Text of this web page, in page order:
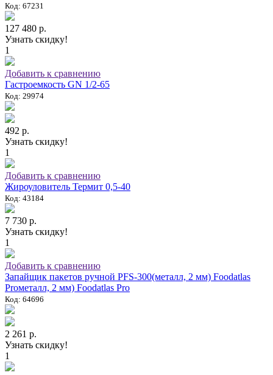
Код: 67231
127 480 р.
Узнать скидку!
1
Добавить к сравнению
Гастроемкость GN 1/2-65
Код: 29974
492 р.
Узнать скидку!
1
Добавить к сравнению
Жироуловитель Термит 0,5-40
Код: 43184
7 730 р.
Узнать скидку!
1
Добавить к сравнению
Запайщик пакетов ручной PFS-300(металл, 2 мм) Foodatlas
Proметалл, 2 мм) Foodatlas Pro
Код: 64696
2 261 р.
Узнать скидку!
1